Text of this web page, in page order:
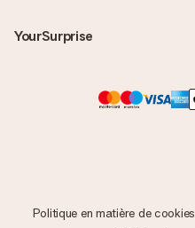
YourSurprise
Politique en matière de cookies